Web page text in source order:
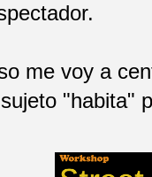
me voy a
"habita"